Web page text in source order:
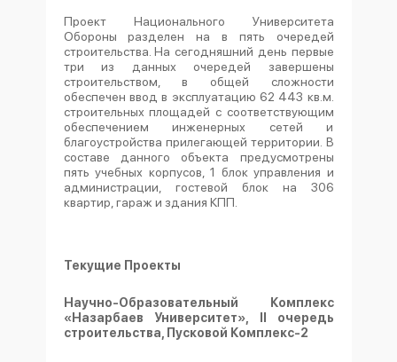
Проект Национального Университета
Обороны разделен на в пять очередей
строительства. На сегодняшний день первые
три из данных очередей завершены
строительством, в общей сложности
обеспечен ввод в эксплуатацию 62 443 кв.м.
строительных площадей с соответствующим
обеспечением инженерных сетей и
благоустройства прилегающей территории. В
составе данного объекта предусмотрены
пять учебных корпусов, 1 блок управления и
администрации, гостевой блок на 306
квартир, гараж и здания КПП.
Текущие Проекты
Научно-Образовательный Комплекс
«Назарбаев Университет»,
II очередь
строительства, Пусковой Комплекс-2